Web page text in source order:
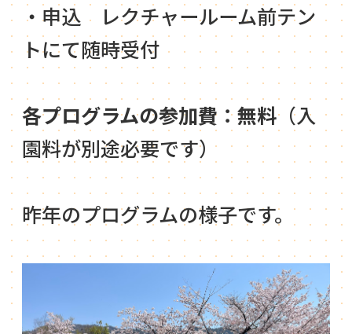
・申込 レクチャールーム前テン
トにて随時受付
各プログラムの参加費：無料（入
園料が別途必要です）
昨年のプログラムの様子です。